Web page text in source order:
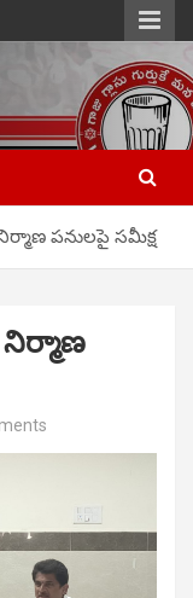
పనులపై సమీక్ష
నిర్మాణ